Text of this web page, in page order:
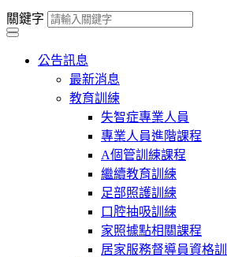
關鍵字
公告訊息
最新消息
教育訓練
失智症專業人員
專業人員進階課程
A個管訓練課程
繼續教育訓練
足部照護訓練
口腔抽吸訓練
家照據點相關課程
居家服務督導員資格